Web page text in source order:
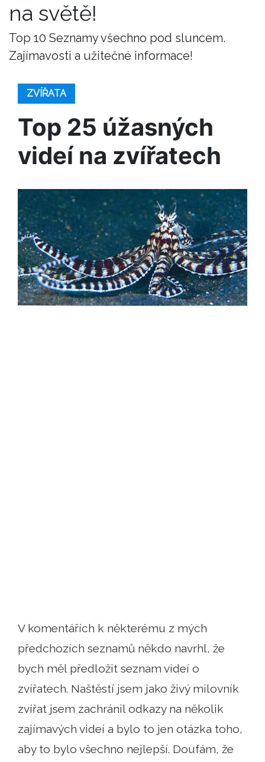
na světě!
Top 10 Seznamy všechno pod sluncem.
Zajímavosti a užitečné informace!
ZVÍŘATA
Top 25 úžasných
videí na zvířatech
V komentářích k některému z mých
předchozích seznamů někdo navrhl, že
bych měl předložit seznam videí o
zvířatech. Naštěstí jsem jako živý milovník
zvířat jsem zachránil odkazy na několik
zajímavých videí a bylo to jen otázka toho,
aby to bylo všechno nejlepší. Doufám, že